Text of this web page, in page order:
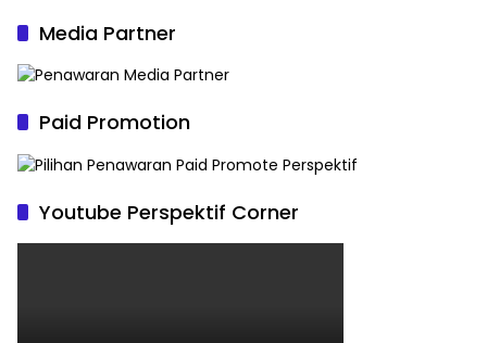
Media Partner
Paid Promotion
Youtube Perspektif Corner